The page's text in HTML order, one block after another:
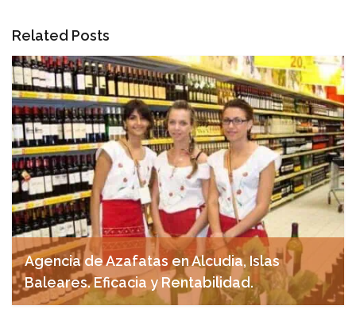
Related Posts
Agencia de Azafatas en Alcudia, Islas
Baleares. Eficacia y Rentabilidad.